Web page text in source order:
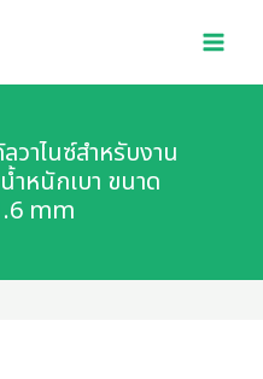
วาไนซ์สำหรับงาน
ำหนักเบา ขนาด
mm